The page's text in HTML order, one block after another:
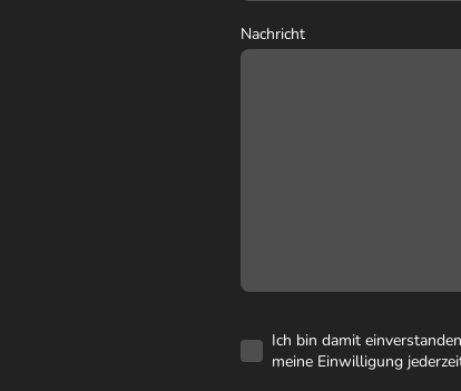
Nachricht
Ich bin damit
meine Einwilligung